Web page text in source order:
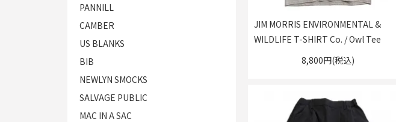
PANNILL
CAMBER
US BLANKS
BIB
NEWLYN SMOCKS
SALVAGE PUBLIC
MAC IN A SAC
JIM MORRIS ENVIRONMENTAL &
WILDLIFE T-SHIRT Co. / Owl Tee
8,800円(税込)